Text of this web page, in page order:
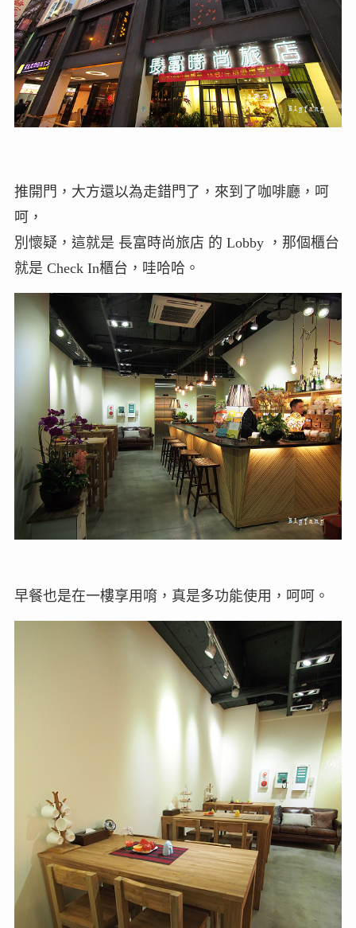
推開門，大方還以為走錯門了，來到了咖啡廳，呵
呵，
別懷疑，這就是 長富時尚旅店 的 Lobby ，那個櫃台
就是 Check In櫃台，哇哈哈。
早餐也是在一樓享用唷，真是多功能使用，呵呵。